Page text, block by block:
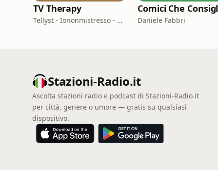
TV Therapy
Tellyst - Iononmistresso - Vois Daniele Fabbri
Stazioni-Radio.it
Ascolta stazioni radio e podcast di Stazioni-Radio.it
per città, genere o umore — gratis su qualsiasi
dispositivo.